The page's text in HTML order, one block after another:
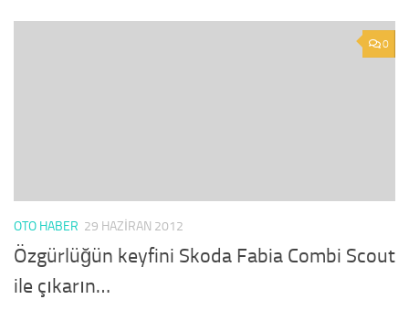
0
OTO HABER 29 HAZIRAN 2012
Özgürlüğün keyfini Skoda Fabia Combi Scout
ile çıkarın…